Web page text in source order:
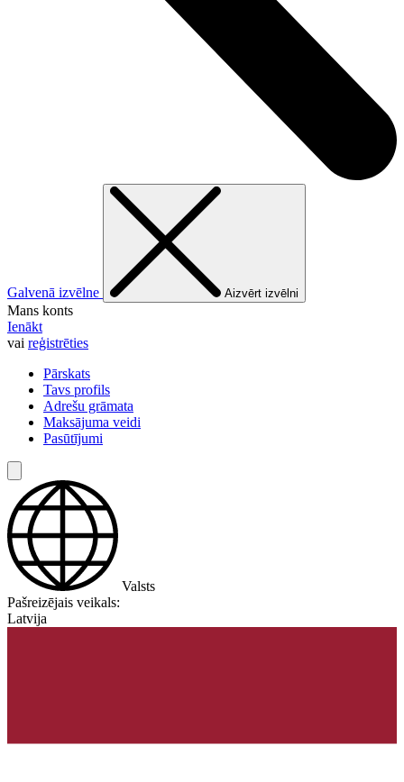
Galvenā izvēlne Aizvērt izvēlni
Mans konts
Ienākt
vai reģistrēties
Pārskats
Tavs profils
Adrešu grāmata
Maksājuma veidi
Pasūtījumi
Valsts
Pašreizējais veikals:
Latvija